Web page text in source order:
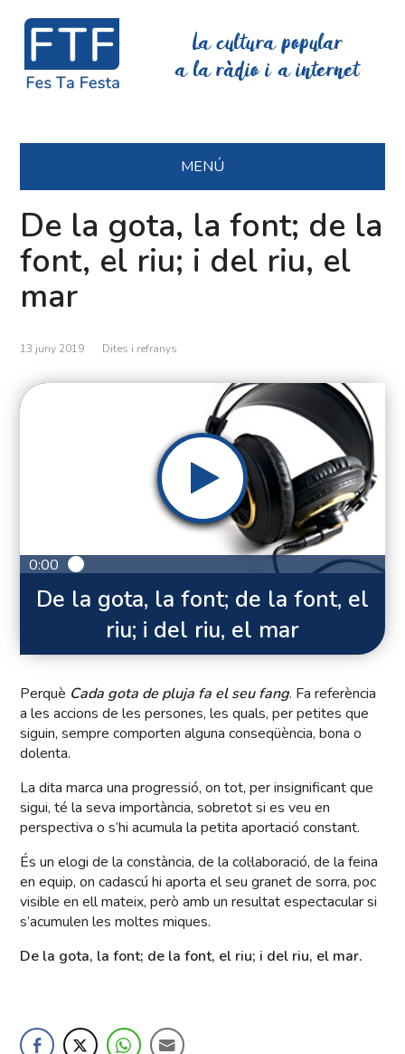
La cultura popular
a la ràdio i a internet
MENÚ
De la gota, la font; de la
font, el riu; i del riu, el
mar
13 juny 2019 Dites i refranys
0:00
De la gota, la font; de la font, el
riu; i del riu, el mar
Perquè Cada gota de pluja fa el seu fang. Fa referència
a les accions de les persones, les quals, per petites que
siguin, sempre comporten alguna conseqüència, bona o
dolenta.
La dita marca una progressió, on tot, per insignificant que
sigui, té la seva importància, sobretot si es veu en
perspectiva o s’hi acumula la petita aportació constant.
És un elogi de la constància, de la col·laboració, de la feina
en equip, on cadascú hi aporta el seu granet de sorra, poc
visible en ell mateix, però amb un resultat espectacular si
s’acumulen les moltes miques.
De la gota, la font; de la font, el riu; i del riu, el mar.